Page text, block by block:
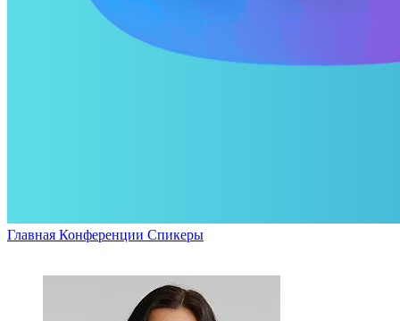
Главная Конференции Спикеры